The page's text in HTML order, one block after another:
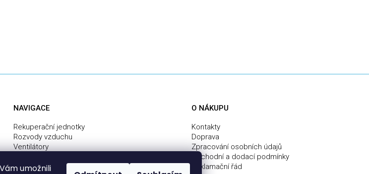
umožnili
NAVIGACE
Rekuperační jednotky
Rozvody vzduchu
Ventilátory
Služby
O NÁKUPU
Kontakty
Doprava
Zpracování osobních údajů
Obchodní a dodací podmínky
Reklamační řád